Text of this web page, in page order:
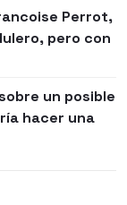
Perrot,
pero con
un posible
hacer una